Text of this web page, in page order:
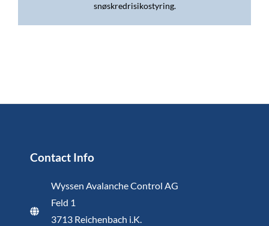
snøskredrisikostyring.
Contact Info
Wyssen Avalanche Control AG
Feld 1
3713 Reichenbach i.K.